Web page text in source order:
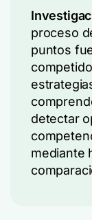
proceso
puntos
detectar
mediante